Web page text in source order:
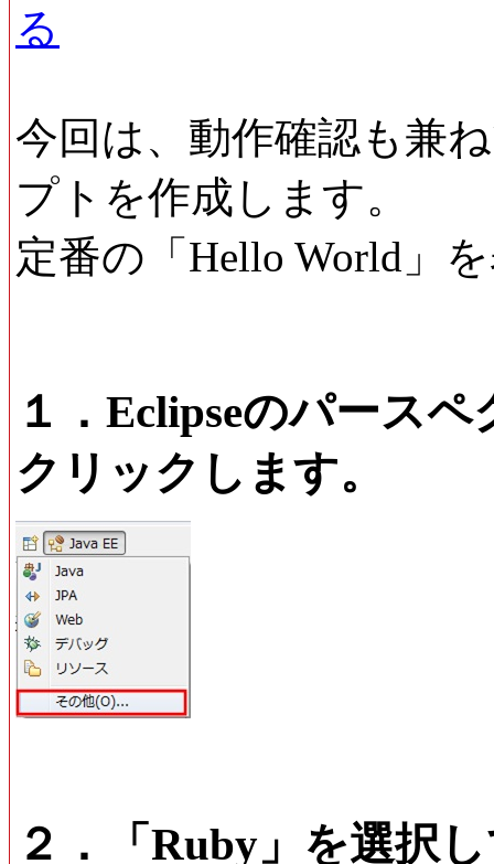
る
今回は、動作確認も兼
プトを作成します。
定番の「Hello World」
１．Eclipseのパース
クリックします。
２．「Ruby」を選択